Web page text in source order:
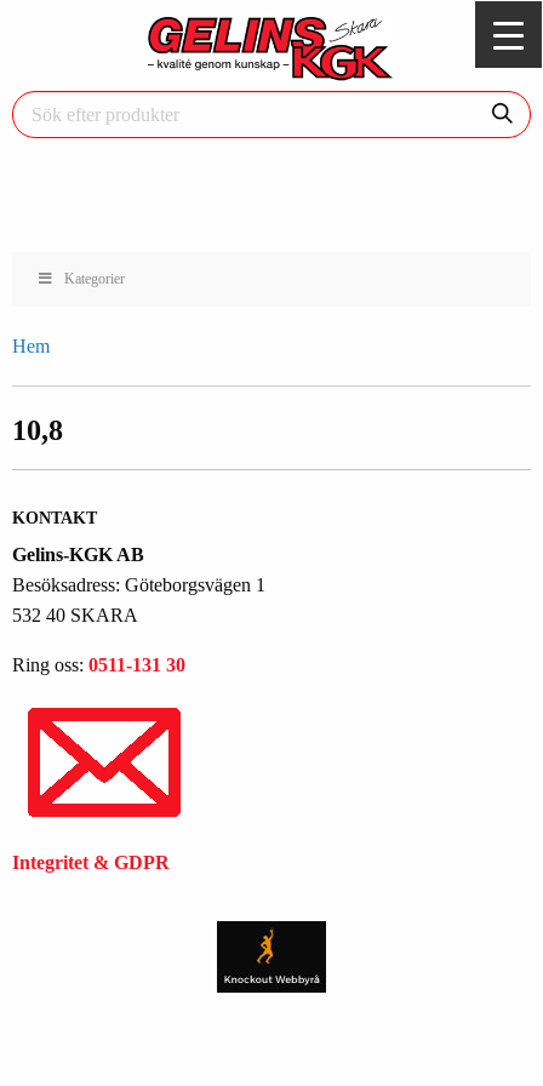
Kategorier
Hem
10,8
KONTAKT
Gelins-KGK AB
Besöksadress: Göteborgsvägen 1
532 40 SKARA
Ring oss: 0511-131 30
Integritet & GDPR